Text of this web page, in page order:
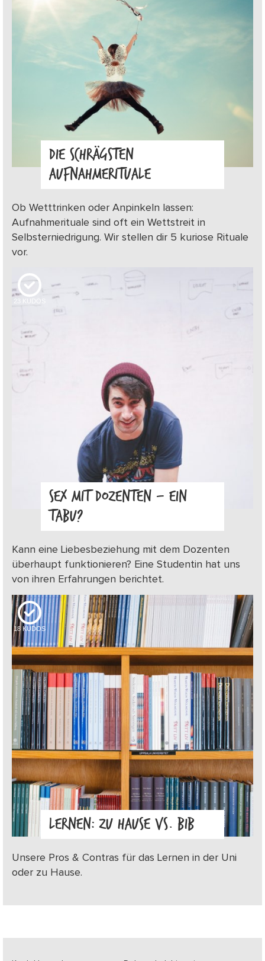
DIE SCHRÄGSTEN
AUFNAHMERITUALE
Ob Wetttrinken oder Anpinkeln lassen:
Aufnahmerituale sind oft ein Wettstreit in
Selbsterniedrigung. Wir stellen dir 5 kuriose Rituale
vor.
23 KUDOS
SEX MIT DOZENTEN – EIN
TABU?
Kann eine Liebesbeziehung mit dem Dozenten
überhaupt funktionieren? Eine Studentin hat uns
von ihren Erfahrungen berichtet.
18 KUDOS
LERNEN: ZU HAUSE VS. BIB
Unsere Pros & Contras für das Lernen in der Uni
oder zu Hause.